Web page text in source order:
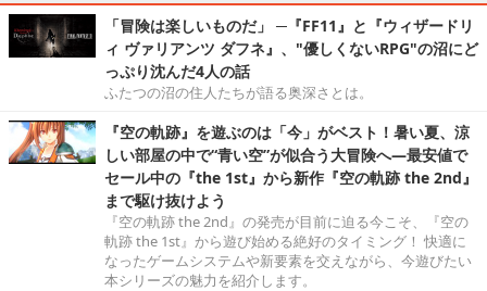
「冒険は楽しいものだ」 ─『FF11』と『ウィザードリ
ィ ヴァリアンツ ダフネ』、"優しくないRPG"の沼にど
っぷり沈んだ4人の話
ふたつの沼の住人たちが語る奥深さとは。
『空の軌跡』を遊ぶのは「今」がベスト！暑い夏、涼
しい部屋の中で“青い空”が似合う大冒険へ―最安値で
セール中の『the 1st』から新作『空の軌跡 the 2nd』
まで駆け抜けよう
『空の軌跡 the 2nd』の発売が目前に迫る今こそ、『空の
軌跡 the 1st』から遊び始める絶好のタイミング！ 快適に
なったゲームシステムや新要素を交えながら、今遊びたい
本シリーズの魅力を紹介します。